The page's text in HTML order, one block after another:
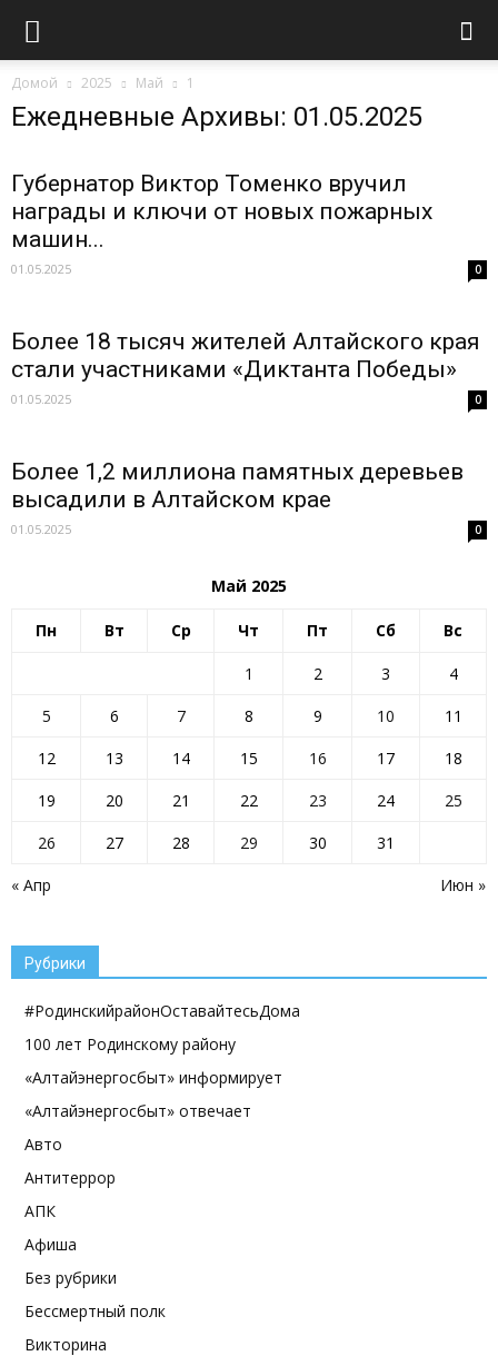
Домой 2025 Май 1
Ежедневные Архивы: 01.05.2025
Губернатор Виктор Томенко вручил
награды и ключи от новых пожарных
машин...
01.05.2025 0
Более 18 тысяч жителей Алтайского края
стали участниками «Диктанта Победы»
01.05.2025 0
Более 1,2 миллиона памятных деревьев
высадили в Алтайском крае
01.05.2025 0
Май 2025
Пн Вт Ср Чт Пт Сб Вс
« Апр Июн »
1 2 3
4
5
6 7 8 9 10
11
12
13 14 15 16 17
18
19
20 21 22 23 24
25
26
27 28 29 30 31
Рубрики
#РодинскийрайонОставайтесьДома
100 лет Родинскому району
«Алтайэнергосбыт» информирует
«Алтайэнергосбыт» отвечает
Авто
Антитеррор
АПК
Афиша
Без рубрики
Бессмертный полк
Викторина